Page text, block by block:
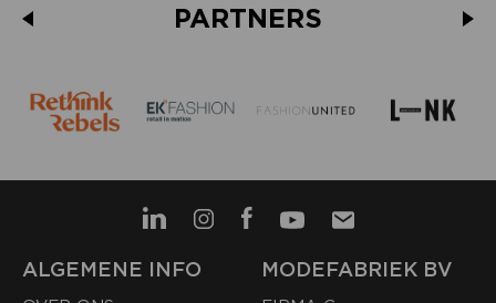
PARTNERS
ALGEMENE INFO MODEFABRIEK BV